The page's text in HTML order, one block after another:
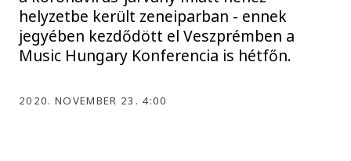
helyzetbe került zeneiparban - ennek
jegyében kezdődött el Veszprémben a
Music Hungary Konferencia is hétfőn.
2020. NOVEMBER 23. 4:00